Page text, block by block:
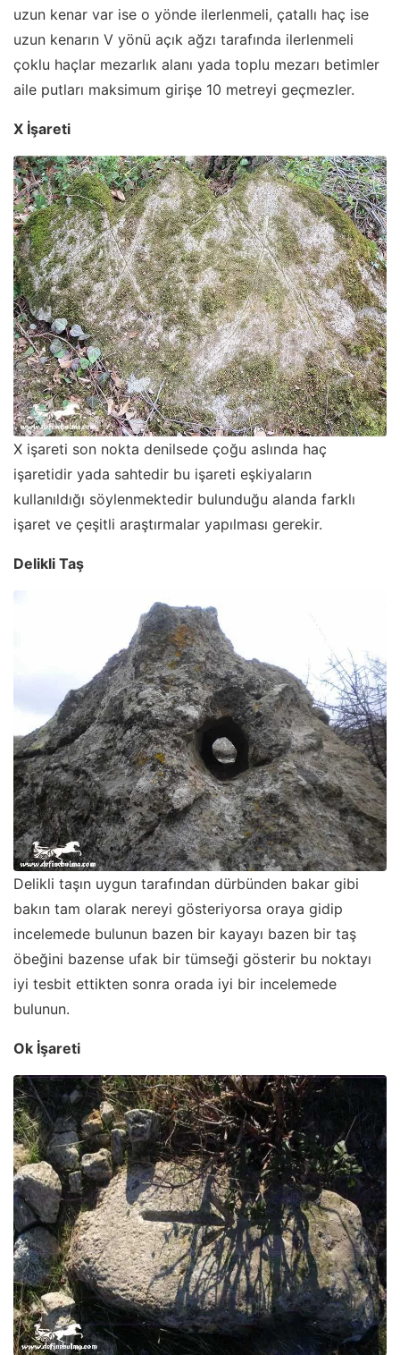
uzun kenar var ise o yönde ilerlenmeli, çatallı haç ise
uzun kenarın V yönü açık ağzı tarafında ilerlenmeli
çoklu haçlar mezarlık alanı yada toplu mezarı betimler
aile putları maksimum girişe 10 metreyi geçmezler.
X İşareti
X işareti son nokta denilsede çoğu aslında haç
işaretidir yada sahtedir bu işareti eşkiyaların
kullanıldığı söylenmektedir bulunduğu alanda farklı
işaret ve çeşitli araştırmalar yapılması gerekir.
Delikli Taş
Delikli taşın uygun tarafından dürbünden bakar gibi
bakın tam olarak nereyi gösteriyorsa oraya gidip
incelemede bulunun bazen bir kayayı bazen bir taş
öbeğini bazense ufak bir tümseği gösterir bu noktayı
iyi tesbit ettikten sonra orada iyi bir incelemede
bulunun.
Ok İşareti